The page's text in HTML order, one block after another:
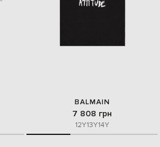
BALMAIN
7 808 грн
12Y13Y14Y